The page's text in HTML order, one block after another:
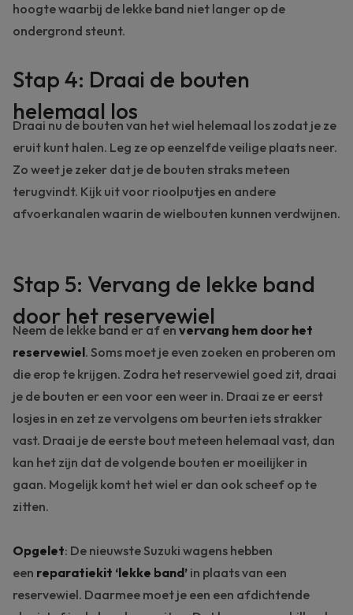
hoogte waarbij de lekke band niet langer op de
ondergrond steunt.
Stap 4: Draai de bouten
helemaal los
Draai nu de bouten van het wiel helemaal los zodat je ze
eruit kunt halen. Leg ze op eenzelfde veilige plaats neer.
Zo weet je zeker dat je de bouten straks meteen
terugvindt. Kijk uit voor rioolputjes en andere
afvoerkanalen waarin de wielbouten kunnen verdwijnen.
Stap 5: Vervang de lekke band
door het reservewiel
Neem de lekke band er af en vervang hem door het
reservewiel. Soms moet je even zoeken en proberen om
die erop te krijgen. Zodra het reservewiel goed zit, draai
je de bouten er een voor een weer in. Draai ze er eerst
losjes in en zet ze vervolgens om beurten iets strakker
vast. Draai je de eerste bout meteen helemaal vast, dan
kan het zijn dat de volgende bouten er moeilijker in
gaan. Mogelijk komt het wiel er dan ook scheef op te
zitten.
Opgelet: De nieuwste Suzuki wagens hebben
een reparatiekit ‘lekke band’ in plaats van een
reservewiel. Daarmee moet je een een afdichtende